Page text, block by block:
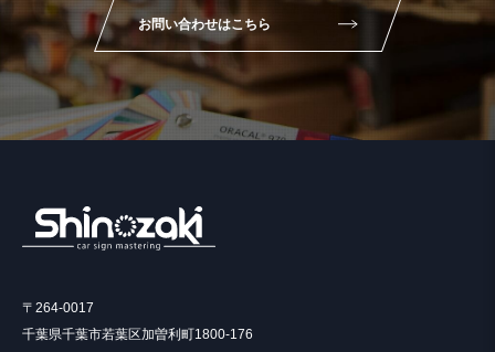
お問い合わせはこちら
〒264-0017
千葉県千葉市若葉区加曽利町1800-176